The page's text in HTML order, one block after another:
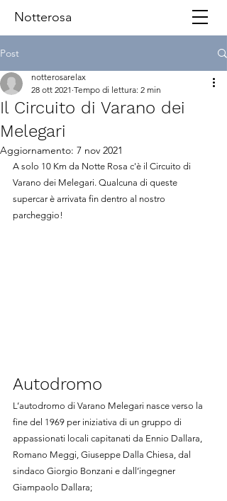
Notterosa
Post
Il Circuito di Varano dei
Melegari
notterosarelax
28 ott 2021 Tempo di lettura: 2 min
Aggiornamento: 7 nov 2021
A solo 10 Km da Notte Rosa c'è il Circuito di
Varano dei Melegari. Qualcuna di queste
supercar è arrivata fin dentro al nostro
parcheggio!
Autodromo
L’autodromo di Varano Melegari nasce verso la
fine del 1969 per iniziativa di un gruppo di
appassionati locali capitanati da Ennio Dallara,
Romano Meggi, Giuseppe Dalla Chiesa, dal
sindaco Giorgio Bonzani e dall’ingegner
Giampaolo Dallara;